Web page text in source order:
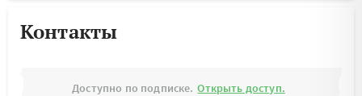
Контакты
Доступно по подписке. Открыть доступ.